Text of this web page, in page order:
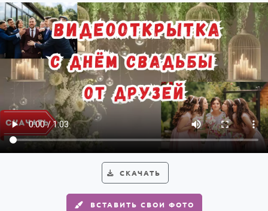
СКАЧАТЬ
ВСТАВИТЬ СВОИ ФОТО